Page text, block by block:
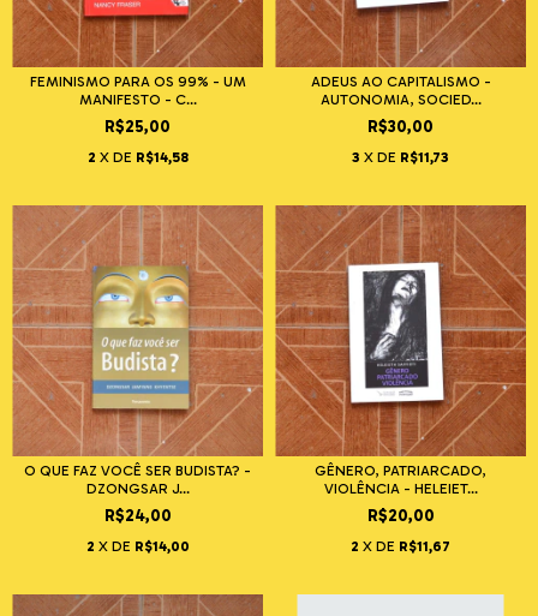
FEMINISMO PARA OS 99% - UM
MANIFESTO - C...
R$25,00
2 X DE R$14,58
ADEUS AO CAPITALISMO -
AUTONOMIA, SOCIED...
R$30,00
3 X DE R$11,73
O QUE FAZ VOCÊ SER BUDISTA? -
DZONGSAR J...
R$24,00
2 X DE R$14,00
GÊNERO, PATRIARCADO,
VIOLÊNCIA - HELEIET...
R$20,00
2 X DE R$11,67